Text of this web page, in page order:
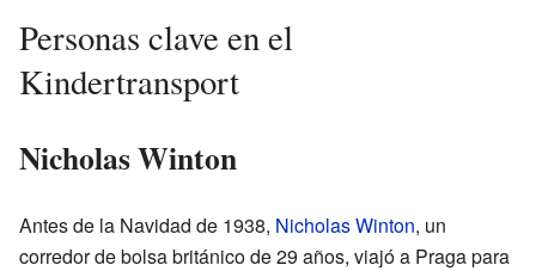
Personas clave en el
Kindertransport
Nicholas Winton
Antes de la Navidad de 1938, Nicholas Winton, un
corredor de bolsa británico de 29 años, viajó a Praga para